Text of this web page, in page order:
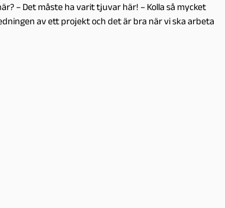
– Det måste ha varit tjuvar här! – Kolla så mycket
av ett projekt och det är bra när vi ska arbeta